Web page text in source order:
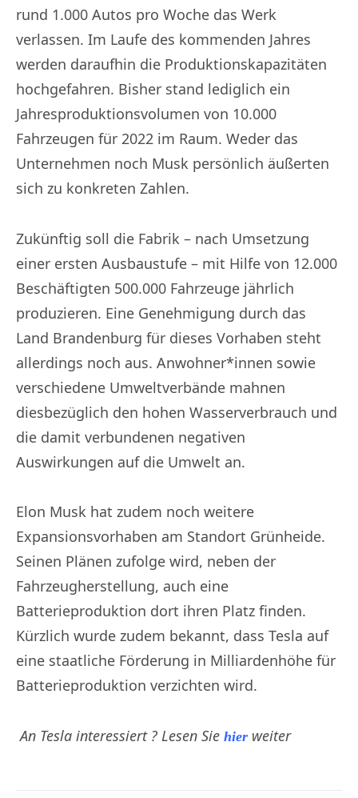
rund 1.000 Autos pro Woche das Werk
verlassen. Im Laufe des kommenden Jahres
werden daraufhin die Produktionskapazitäten
hochgefahren. Bisher stand lediglich ein
Jahresproduktionsvolumen von 10.000
Fahrzeugen für 2022 im Raum. Weder das
Unternehmen noch Musk persönlich äußerten
sich zu konkreten Zahlen.
Zukünftig soll die Fabrik – nach Umsetzung
einer ersten Ausbaustufe – mit Hilfe von 12.000
Beschäftigten 500.000 Fahrzeuge jährlich
produzieren. Eine Genehmigung durch das
Land Brandenburg für dieses Vorhaben steht
allerdings noch aus. Anwohner*innen sowie
verschiedene Umweltverbände mahnen
diesbezüglich den hohen Wasserverbrauch und
die damit verbundenen negativen
Auswirkungen auf die Umwelt an.
Elon Musk hat zudem noch weitere
Expansionsvorhaben am Standort Grünheide.
Seinen Plänen zufolge wird, neben der
Fahrzeugherstellung, auch eine
Batterieproduktion dort ihren Platz finden.
Kürzlich wurde zudem bekannt, dass Tesla auf
eine staatliche Förderung in Milliardenhöhe für
Batterieproduktion verzichten wird.
An Tesla interessiert ? Lesen Sie hier weiter